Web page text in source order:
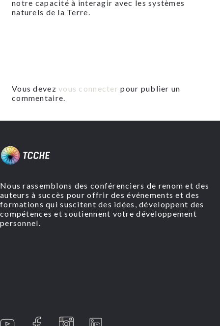
notre capacité à interagir avec les systèmes
naturels de la Terre.
Vous devezvous connecter pour publier un
commentaire.
Nous rassemblons des conférenciers de renom et des
auteurs à succès pour offrir des événements et des
formations qui suscitent des idées, développent des
compétences et soutiennent votre développement
personnel.